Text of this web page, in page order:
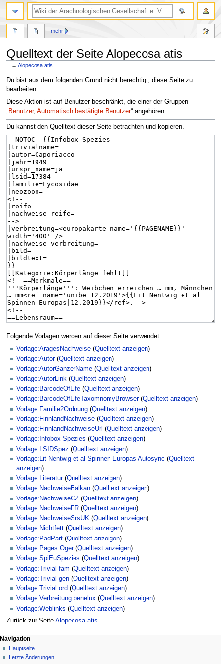
Quelltext der Seite Alopecosa atis
←Alopecosa atis
Zur
Navigation
springen
Zur
Suche
springen
Du bist aus dem folgenden Grund nicht berechtigt, diese Seite zu
bearbeiten:
Diese Aktion ist auf Benutzer beschränkt, die einer der Gruppen
„Benutzer, Automatisch bestätigte Benutzer“ angehören.
Du kannst den Quelltext dieser Seite betrachten und kopieren.
Folgende Vorlagen werden auf dieser Seite verwendet:
Vorlage:AragesNachweise (Quelltext anzeigen)
Vorlage:Autor(Quelltext anzeigen)
Vorlage:AutorGanzerName (Quelltext anzeigen)
Vorlage:AutorLink (Quelltext anzeigen)
Vorlage:BarcodeOfLife (Quelltext anzeigen)
Vorlage:BarcodeOfLifeTaxomnomyBrowser(Quelltext anzeigen)
Vorlage:Familie2Ordnung (Quelltext anzeigen)
Vorlage:FinnlandNachweise (Quelltext anzeigen)
Vorlage:FinnlandNachweiseUrl (Quelltext anzeigen)
Vorlage:Infobox Spezies (Quelltext anzeigen)
Vorlage:LSIDSpez (Quelltext anzeigen)
Vorlage:Lit Nentwig et al Spinnen Europas Autosync (Quelltext
anzeigen)
Vorlage:Literatur(Quelltext anzeigen)
Vorlage:NachweiseBalkan (Quelltext anzeigen)
Vorlage:NachweiseCZ (Quelltext anzeigen)
Vorlage:NachweiseFR (Quelltext anzeigen)
Vorlage:NachweiseSrsUK (Quelltext anzeigen)
Vorlage:Nichtfett (Quelltext anzeigen)
Vorlage:PadPart (Quelltext anzeigen)
Vorlage:Pages Oger(Quelltext anzeigen)
Vorlage:SpiEuSpezies (Quelltext anzeigen)
Vorlage:Trivial fam (Quelltext anzeigen)
Vorlage:Trivial gen (Quelltext anzeigen)
Vorlage:Trivial ord (Quelltext anzeigen)
Vorlage:Verbreitung benelux (Quelltext anzeigen)
Vorlage:Weblinks (Quelltext anzeigen)
Zurück zur Seite Alopecosa atis
mehr
Navigation
Hauptseite
Letzte Änderungen